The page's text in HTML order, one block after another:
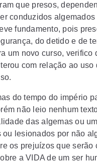
que presos,
conduzidos
fundamento, pois
do detido e de
um novo curso, verifico
com relação ao uso
do tempo do império
não leio nenhum
das algemas ou
lesionados por não
os prejuízos que serão
a VIDA de um ser